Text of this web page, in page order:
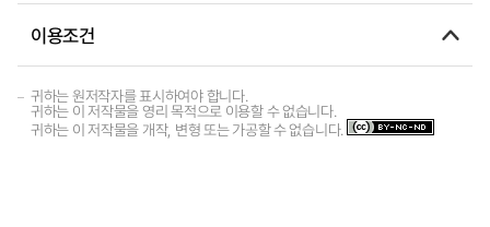
이용조건
귀하는 원저작자를 표시하여야 합니다.
귀하는 이 저작물을 영리 목적으로 이용할 수 없습니다.
귀하는 이 저작물을 개작, 변형 또는 가공할 수 없습니다.